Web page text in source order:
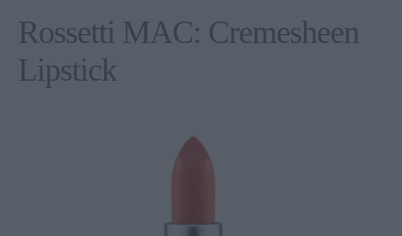
Rossetti MAC: Cremesheen
Lipstick